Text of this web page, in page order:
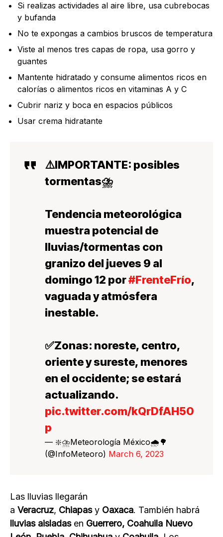
Si realizas actividades al aire libre, usa cubrebocas
y bufanda
No te expongas a cambios bruscos de temperatura
Viste al menos tres capas de ropa, usa gorro y
guantes
Mantente hidratado y consume alimentos ricos en
calorías o alimentos ricos en vitaminas A y C
Cubrir nariz y boca en espacios públicos
Usar crema hidratante
⚠️IMPORTANTE: posibles
tormentas⛈️
Tendencia meteorológica
muestra potencial de
lluvias/tormentas con
granizo del jueves 9 al
domingo 12 por#FrenteFrío,
vaguada y atmósfera
inestable.
✅Zonas: noreste, centro,
oriente y sureste, menores
en el occidente; se estará
actualizando.
pic.twitter.com/kQrDfAH50
p
— ❇️⛈️Meteorología México🌧️🌳
(@InfoMeteoro) March 6, 2023
Las lluvias llegarán
a Veracruz, Chiapasy Oaxaca. También habrá
lluvias aisladasen Guerrero, Coahuila Nuevo